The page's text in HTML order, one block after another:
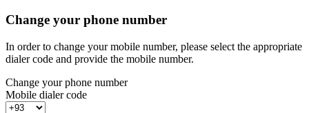
Change your phone number
In order to change your mobile number, please select the appropriate
dialer code and provide the mobile number.
Change your phone number
Mobile dialer code